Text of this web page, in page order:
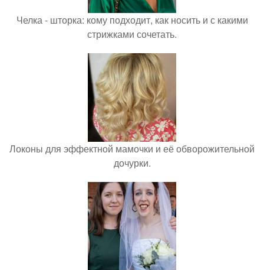
Челка - шторка: кому подходит, как носить и с какими
стрижками сочетать.
Локоны для эффектной мамочки и её обворожительной
дочурки.